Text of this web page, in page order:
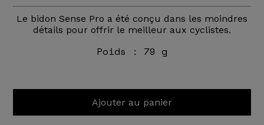
Le bidon Sense Pro a été conçu dans les moindres
détails pour offrir le meilleur aux cyclistes.
Poids : 79 g
Ajouter au panier